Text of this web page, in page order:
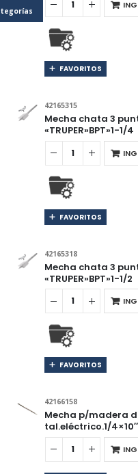
FAVORITOS
42165315
Mecha chata 3
«TRUPER»BPT»1-1/4
FAVORITOS
42165318
Mecha chata 3
«TRUPER»BPT»1-1/2
FAVORITOS
42166158
Mecha p/madera
tal.eléctrico.1/4×10″